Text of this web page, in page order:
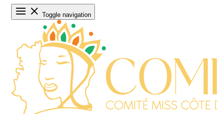
Toggle navigation